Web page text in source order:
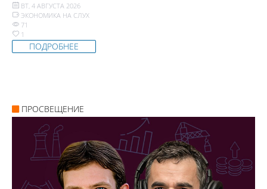
ВТ, 4 АВГУСТА 2026
ЭКОНОМИКА НА СЛУХ
71
1
ПОДРОБНЕЕ
ПРОСВЕЩЕНИЕ